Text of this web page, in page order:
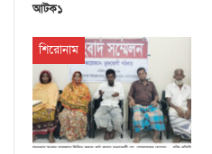
আটক১
শিরোনাম